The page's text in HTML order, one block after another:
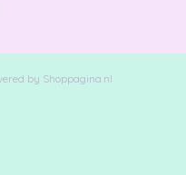
by Shoppagina.nl